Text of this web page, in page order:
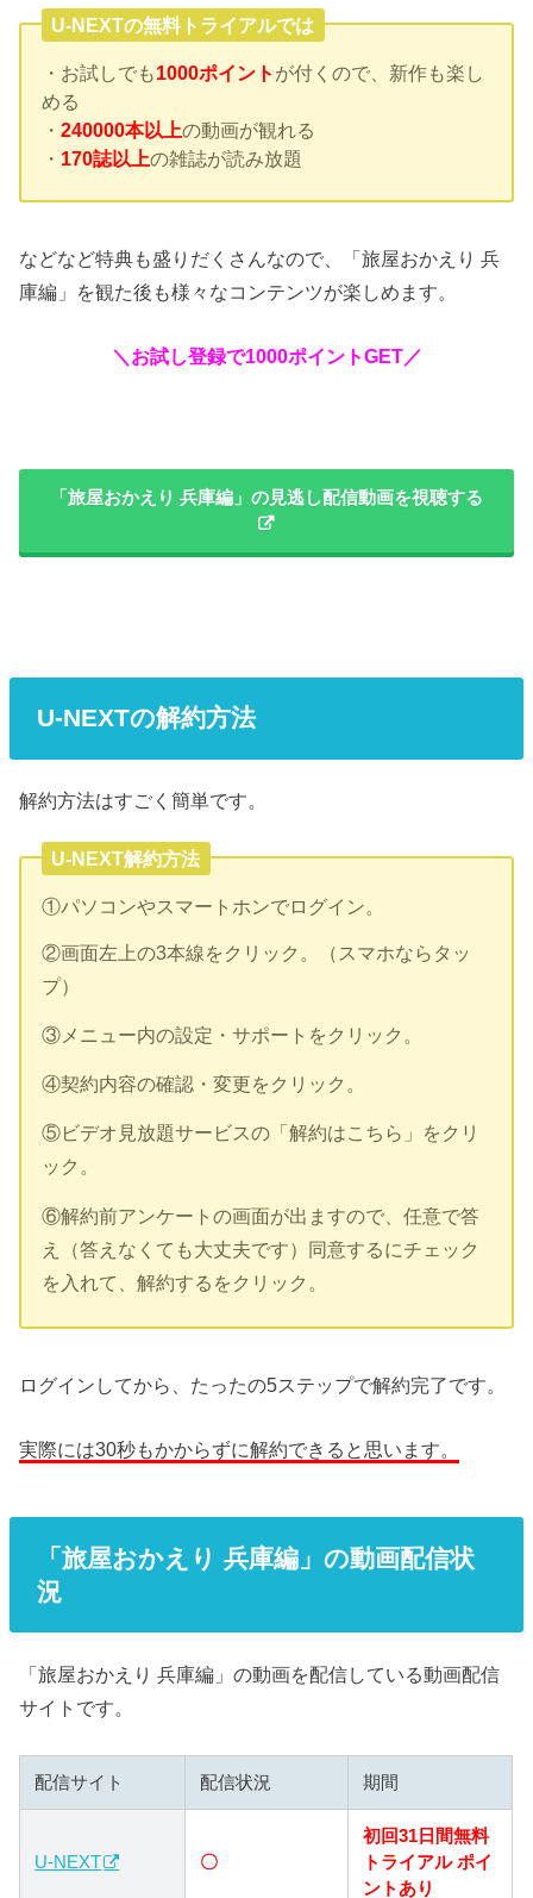
U-NEXTの無料トライアルでは
・お試しでも1000ポイント が付くので、新作も楽し
める
・240000本以上の動画が観れる
・ 170誌以上の雑誌が読み放題
などなど特典も盛りだくさんなので、「旅屋おかえり 兵
庫編」を観た後も様々なコンテンツが楽しめます。
＼お試し登録で1000ポイントGET／
「旅屋おかえり 兵庫編」の見逃し配信動画を視聴する
U-NEXTの解約方法
解約方法はすごく簡単です。
U-NEXT解約方法
①パソコンやスマートホンでログイン。
②画面左上の3本線をクリック。（スマホならタッ
プ）
③メニュー内の設定・サポートをクリック。
④契約内容の確認・変更をクリック。
⑤ビデオ見放題サービスの「解約はこちら」をクリ
ック。
⑥解約前アンケートの画面が出ますので、任意で答
え（答えなくても大丈夫です）同意するにチェック
を入れて、解約するをクリック。
ログインしてから、たったの5ステップで解約完了です。
実際には30秒もかからずに解約できると思います。
「旅屋おかえり 兵庫編」の動画配信状
況
「旅屋おかえり 兵庫編」の動画を配信している動画配信
サイトです。
配信サイト 配信状況 期間
U-NEXT 〇
初回31日間無料
トライアル ポイ
ントあり